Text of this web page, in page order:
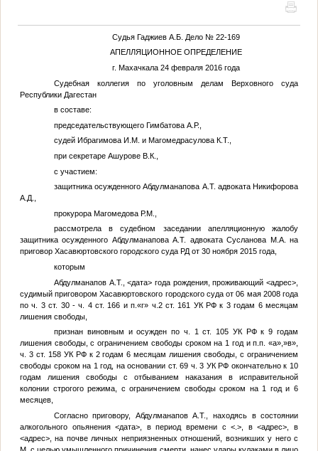
Судья Гаджиев А.Б. Дело № 22-169
АПЕЛЛЯЦИОННОЕ ОПРЕДЕЛЕНИЕ
г. Махачкала 24 февраля 2016 года
Судебная коллегия по уголовным делам Верховного суда
Республики Дагестан
в составе:
председательствующего Гимбатова А.Р.,
судей Ибрагимова И.М. и Магомедрасулова К.Т.,
при секретаре Ашурове В.К.,
с участием:
защитника осужденного Абдулманапова А.Т. адвоката Никифорова
А.Д.,
прокурора Магомедова Р.М.,
рассмотрела в судебном заседании апелляционную жалобу
защитника осужденного Абдулманапова А.Т. адвоката Сусланова М.А. на
приговор Хасавюртовского городского суда РД от 30 ноября 2015 года,
которым
Абдулманапов А.Т. ,<дата> года рождения, проживающий<адрес>
судимый приговором Хасавюртовского городского суда от 06 мая 2008 года
по ч. 3 ст. 30 - ч. 4 ст. 166 и п.«г» ч.2 ст. 161 УК РФ к 3 годам 6 месяцам
лишения сво­боды,
признан виновным и осужден по ч. 1 ст. 105 УК РФ к 9 годам
лишения свободы, с ограничением свободы сроком на 1 год и п.п. «а»,»в»,
ч. 3 ст. 158 УК РФ к 2 годам 6 месяцам лишения свободы, с ограничением
свободы сроком на 1 год, на основании ст. 69 ч. 3 УК РФ окончательно к 10
годам лишения свободы с отбыванием наказания в исправительной
колонии строгого режима, с ограничением свободы сроком на 1 год и 6
месяцев,
Согласно приговору, Абдулманапов А.Т., находясь в состоянии
алкогольного опьянения<дата> , в период времени с<.> , в<адрес> , в
<адрес>, на почве личных неприязненных отношений, возникших у него с